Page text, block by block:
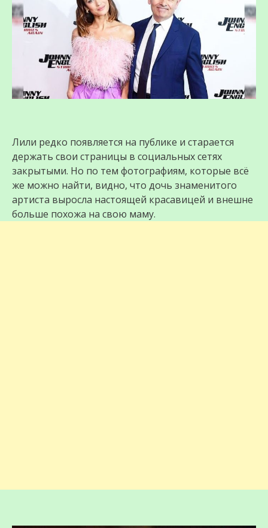
Лили редко появляется на публике и старается
держать свои страницы в социальных сетях
закрытыми. Но по тем фотографиям, которые всё
же можно найти, видно, что дочь знаменитого
артиста выросла настоящей красавицей и внешне
больше похожа на свою маму.